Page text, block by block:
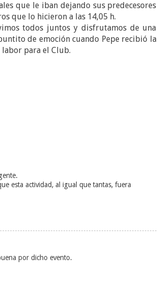
que le iban dejando sus predecesores
que lo hicieron a las 14,05 h.
todos juntos y disfrutamos de una
de emoción cuando Pepe recibió la
para el Club.
esta actividad, al igual que tantas, fuera
por dicho evento.